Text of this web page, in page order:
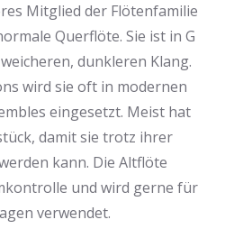
Mitglied der Flötenfamilie
Querflöte. Sie ist in G
dunkleren Klang.
wird sie oft in modernen
eingesetzt. Meist hat
damit sie trotz ihrer
kann. Die Altflöte
und wird gerne für
verwendet.